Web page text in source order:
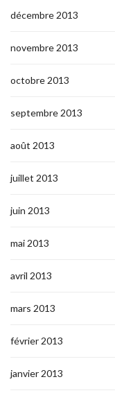
décembre 2013
novembre 2013
octobre 2013
septembre 2013
août 2013
juillet 2013
juin 2013
mai 2013
avril 2013
mars 2013
février 2013
janvier 2013